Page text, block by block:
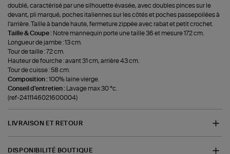
doublé, caractérisé par une silhouette évasée, avec doubles pinces sur le
devant, pli marqué, poches italiennes sur les côtés et poches passepoilées à
l’arrière. Taille à bande haute, fermeture zippée avec rabat et petit crochet.
Taille & Coupe : Notre mannequin porte une taille 36 et mesure 172 cm.
Longueur de jambe : 13 cm.
Tour de taille : 72 cm.
Hauteur de fourche : avant 31 cm, arrière 43 cm.
Tour de cuisse : 58 cm.
Composition :100% laine vierge.
Conseil d'entretien :
Lavage max 30 °c.
(ref-2411146021600004)
LIVRAISON ET RETOUR
DISPONIBILITÉ BOUTIQUE